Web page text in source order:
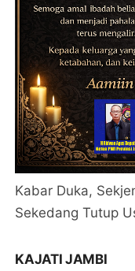
Kabar Duka,
Sekedang Tutup
KAJATI JAMBI